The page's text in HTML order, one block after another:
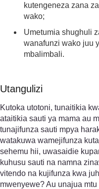
kutengeneza zana
wako;
Umetumia shughuli
wanafunzi wako juu
mbalimbali.
Utangulizi
Kutoka utotoni, tunaitikia
ataitikia sauti ya mama au
tunajifunza sauti mpya
watakuwa wamejifunza
sehemu hii, uwasaidie
kuhusu sauti na namna
vitendo na kujifunza kwa
mwenyewe? Au unajua